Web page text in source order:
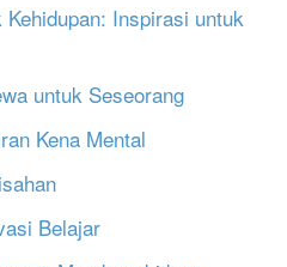
Inspirasi untuk
untuk Seseorang
Kena Mental
Belajar